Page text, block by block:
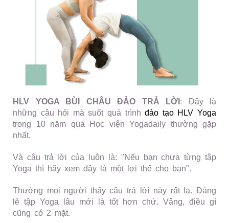
HLV YOGA BÙI CHÂU ĐẢO TRẢ LỜI : Đây là
những câu hỏi mà suốt quá trình đào tạo HLV Yoga
trong 10 năm qua Học viện Yogadaily thường gặp
nhất.
Và câu trả lời của luôn là: "Nếu bạn chưa từng tập
Yoga thì hãy xem đây là một lợi thế cho bạn".
Thường mọi người thấy câu trả lời này rất lạ. Đáng
lẽ tập Yoga lâu mới là tốt hơn chứ. Vâng, điều gì
cũng có 2 mặt.